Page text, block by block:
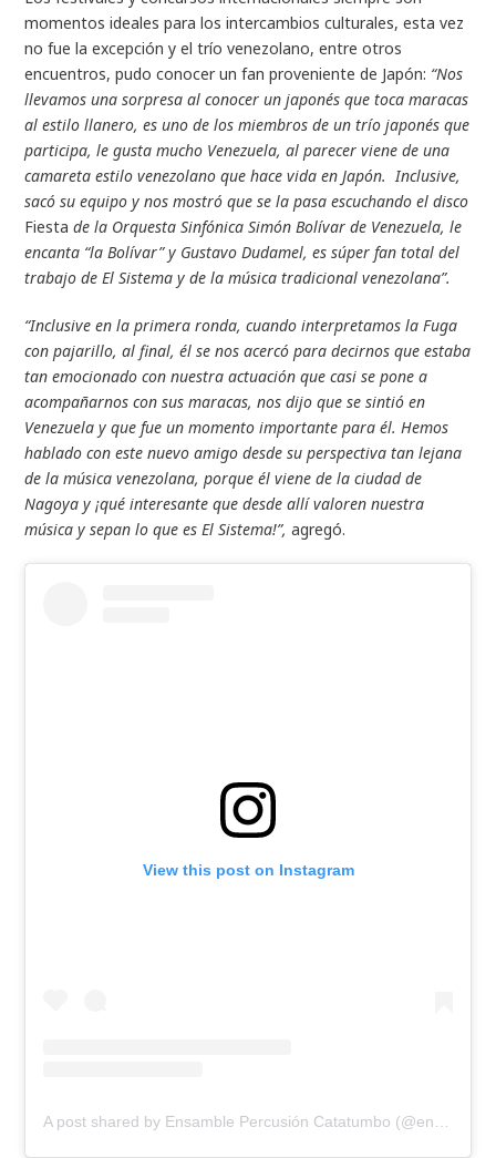
momentos ideales para los intercambios culturales, esta vez
no fue la excepción y el trío venezolano, entre otros
encuentros, pudo conocer un fan proveniente de Japón: “Nos
llevamos una sorpresa al conocer un japonés que toca maracas
al estilo llanero, es uno de los miembros de un trío japonés que
participa, le gusta mucho Venezuela, al parecer viene de una
camareta estilo venezolano que hace vida en Japón. Inclusive,
sacó su equipo y nos mostró que se la pasa escuchando el disco
Fiestade la Orquesta Sinfónica Simón Bolívar de Venezuela, le
encanta “la Bolívar” y Gustavo Dudamel, es súper fan total del
trabajo de El Sistema y de la música tradicional venezolana”.
“Inclusive en la primera ronda, cuando interpretamos la Fuga
con pajarillo, al final, él se nos acercó para decirnos que estaba
tan emocionado con nuestra actuación que casi se pone a
acompañarnos con sus maracas, nos dijo que se sintió en
Venezuela y que fue un momento importante para él. Hemos
hablado con este nuevo amigo desde su perspectiva tan lejana
de la música venezolana, porque él viene de la ciudad de
Nagoya y ¡qué interesante que desde allí valoren nuestra
música y sepan lo que es El Sistema!”, agregó.
View this post on Instagram